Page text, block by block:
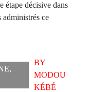
étape décisive dans
administrés ce
,
BY
MODOU
KÉBÉ